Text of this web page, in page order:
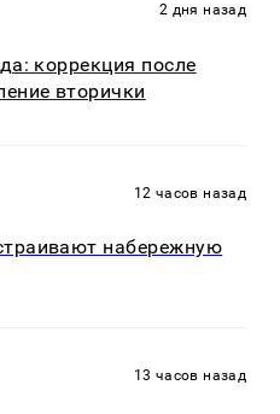
2 дня назад
коррекция после
вторички
12 часов назад
набережную
13 часов назад